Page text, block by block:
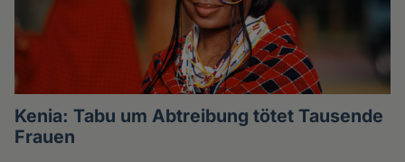
Kenia: Tabu um Abtreibung tötet Tausende
Frauen